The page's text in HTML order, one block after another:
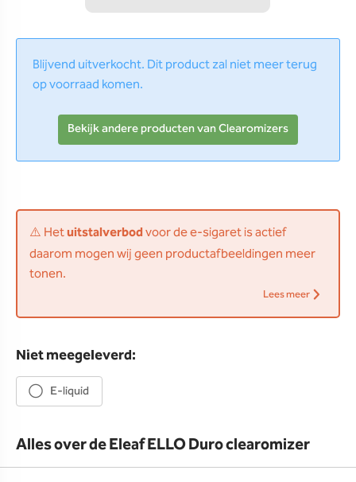
Blijvend uitverkocht. Dit product zal niet meer terug
op voorraad komen.
Bekijk andere producten van Clearomizers
⚠️ Hetuitstalverbodvoor de e-sigaret is actief
daarom mogen wij geen productafbeeldingen meer
tonen.
Lees meer
Niet meegeleverd:
E-liquid
Alles over de Eleaf ELLO Duro clearomizer